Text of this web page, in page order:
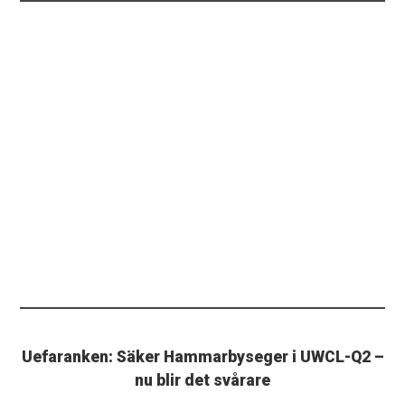
Uefaranken: Säker Hammarbyseger i UWCL-Q2 –
nu blir det svårare